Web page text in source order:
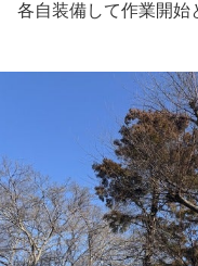
各自装備して作業開始